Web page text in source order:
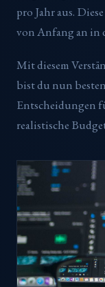
pro Jahr aus.
von Anfang an in
Mit diesem
bist du nun
Entscheidungen
realistische